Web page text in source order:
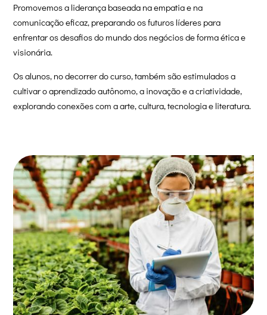
Promovemos a liderança baseada na empatia e na
comunicação eficaz, preparando os futuros líderes para
enfrentar os desafios do mundo dos negócios de forma ética e
visionária.
Os alunos, no decorrer do curso, também são estimulados a
cultivar o aprendizado autônomo, a inovação e a criatividade,
explorando conexões com a arte, cultura, tecnologia e literatura.